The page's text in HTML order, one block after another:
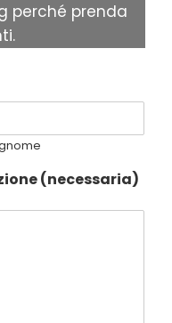
perché prenda
(necessaria)